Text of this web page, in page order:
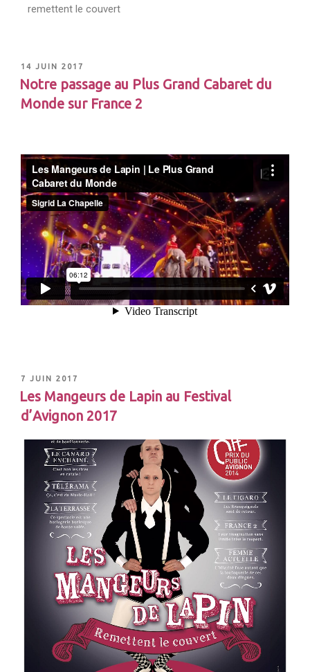
remettent le couvert
14 JUIN 2017
Notre passage au Plus Grand Cabaret du
Monde sur France 2
7 JUIN 2017
Les Mangeurs de Lapin au Festival
d’Avignon 2017